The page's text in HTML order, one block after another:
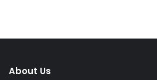
About Us